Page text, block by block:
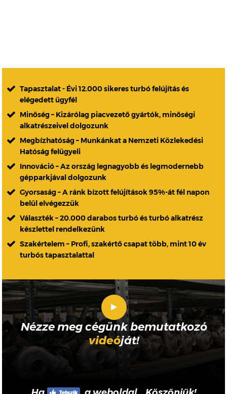
Tapasztalat - Évi 12.000 sikeres turbó felújítás és
elégedett ügyfél
Minőség – Kizárólag piacvezető gyártók, minőségi
alkatrészeivel dolgozunk
Megbízhatóság – Munkánkat a Nemzeti Közlekedési
Hatóság felügyeli
Innováció – Az ország legnagyobb és legmodernebb
gépparkjával dolgozunk
Gyorsaság – A ránk bízott felújítások 95%-át fél napon
belül elvégezzük
Választék – 20.000 darabos turbó és turbó alkatrész
készlettel rendelkezünk
Szakértelem – Profi, szakértő csapat több, mint 10 év
turbós tapasztalattal
Nézze meg cégünk bemutatkozó
videóját!